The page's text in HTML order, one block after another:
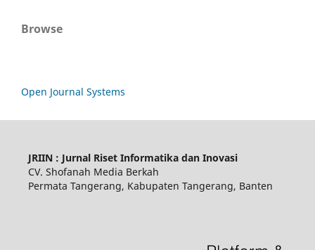
Browse
Open Journal Systems
JRIIN : Jurnal Riset Informatika dan Inovasi
CV. Shofanah Media Berkah
Permata Tangerang, Kabupaten Tangerang, Banten